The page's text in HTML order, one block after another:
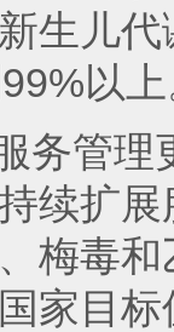
生儿
以
务管
续扩
梅毒和
家目